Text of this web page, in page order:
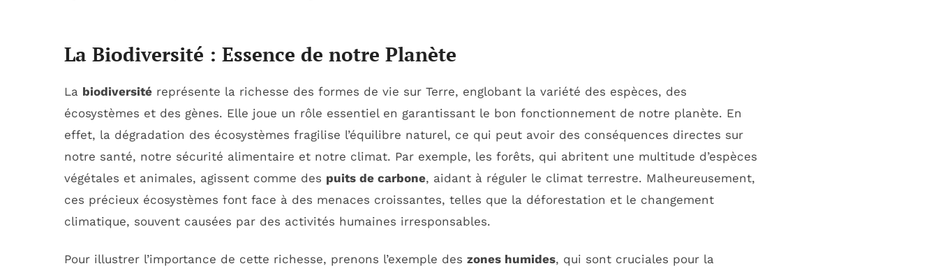
La Biodiversité : Essence de notre Planète
La biodiversité représente la richesse des formes de vie sur Terre, englobant la variété des espèces, des
écosystèmes et des gènes. Elle joue un rôle essentiel en garantissant le bon fonctionnement de notre planète. En
effet, la dégradation des écosystèmes fragilise l’équilibre naturel, ce qui peut avoir des conséquences directes sur
notre santé, notre sécurité alimentaire et notre climat. Par exemple, les forêts, qui abritent une multitude d’espèces
végétales et animales, agissent comme des puits de carbone, aidant à réguler le climat terrestre. Malheureusement,
ces précieux écosystèmes font face à des menaces croissantes, telles que la déforestation et le changement
climatique, souvent causées par des activités humaines irresponsables.
Pour illustrer l’importance de cette richesse, prenons l’exemple des zones humides, qui sont cruciales pour la